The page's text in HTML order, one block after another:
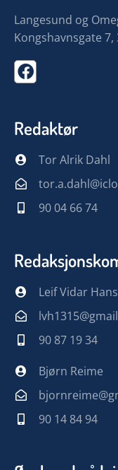
Langesund og
Kongshavnsgate 7,
Redaktør
Tor Alrik Dahl
90 04 66 74
Leif Vidar
90 87 19 34
Bjørn Reime
90 14 84 94